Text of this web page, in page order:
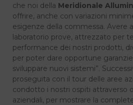
che noi della Meridionale
offrire, anche con variazioni
esigenze della commessa. Avere
laboratorio prove, attrezzato per
performance dei nostri prodotti,
per poter dare opportune
sviluppare nuovi sistemi”.
proseguita con il tour delle aree
condotto i nostri ospiti attraverso
aziendali, per mostrare la